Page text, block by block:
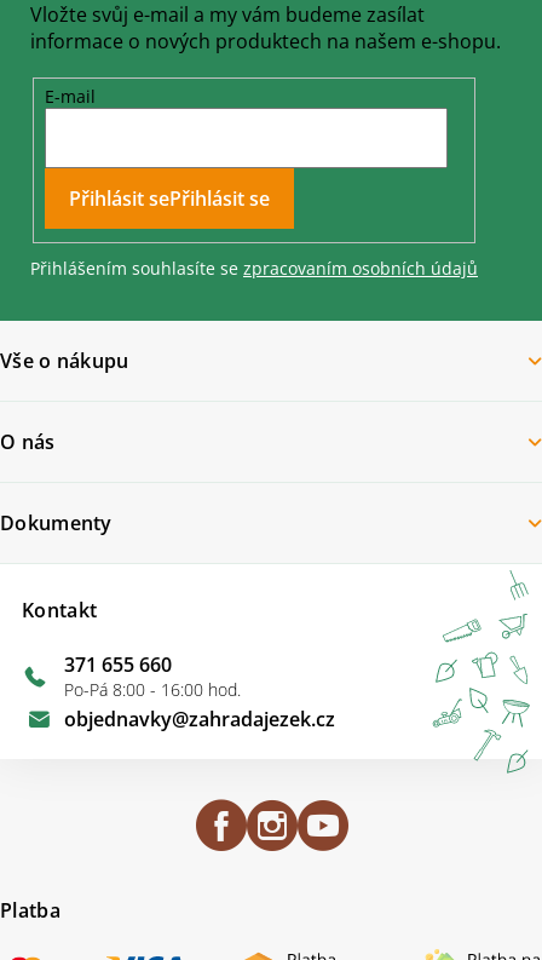
Vložte svůj e-mail a my vám budeme zasílat
informace o nových produktech na našem e-shopu.
E-mail
Přihlásit se
Přihlášením souhlasíte se zpracovaním osobních údajů
Vše o nákupu
O nás
Kontakt
objednavky@zahradajezek.cz
371 655 660
Po-Pá 8:00 - 16:00 hod.
Dokumenty
Platba